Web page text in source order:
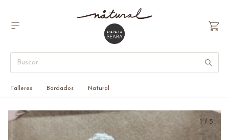
Talleres Bordados Natural
1 / 5